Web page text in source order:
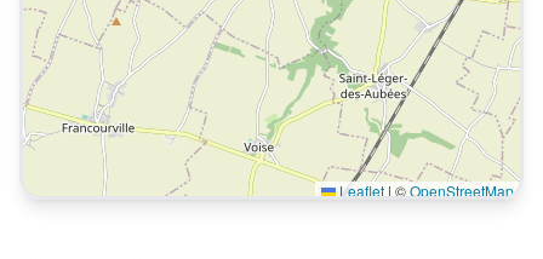
Leaflet | ©OpenStreetMap